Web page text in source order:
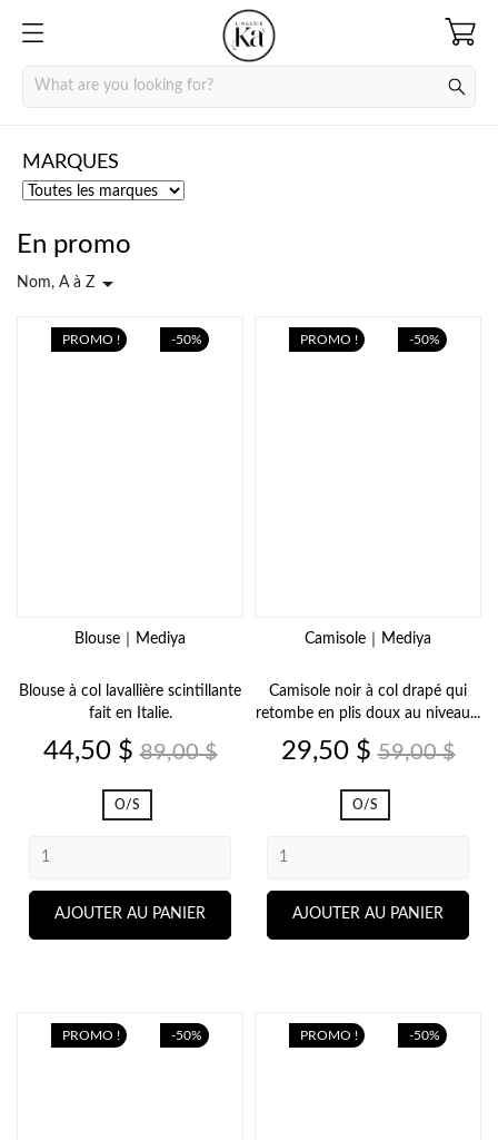
MARQUES
En promo
Nom, A à Z 
Blouse｜Mediya
Blouse à col lavallière scintillante
fait en Italie.
Prix
44,50 $ Prix
base
89,00 $
O/S
AJOUTER AU PANIER
PROMO ! -50%
Camisole｜Mediya
Camisole noir à col drapé qui
retombe en plis doux au niveau...
Prix
29,50 $ Prix
base
59,00 $
O/S
AJOUTER AU PANIER
PROMO ! -50%
PROMO ! -50% PROMO ! -50%